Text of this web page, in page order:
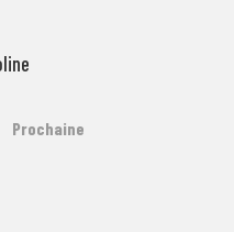
Prochaine